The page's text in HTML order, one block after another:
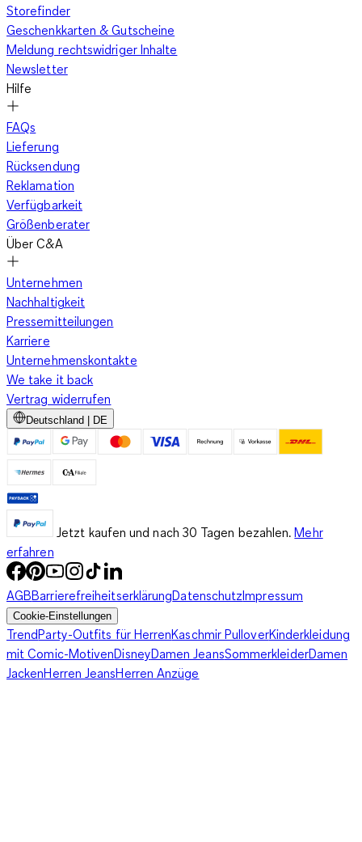
Storefinder
Geschenkkarten & Gutscheine
Meldung rechtswidriger Inhalte
Newsletter
Hilfe
FAQs
Lieferung
Rücksendung
Reklamation
Verfügbarkeit
Größenberater
Über C&A
Unternehmen
Nachhaltigkeit
Pressemitteilungen
Karriere
Unternehmenskontakte
We take it back
Vertrag widerrufen
Deutschland | DE
Jetzt kaufen und nach 30 Tagen bezahlen. Mehr
erfahren
AGBBarrierefreiheitserklärungDatenschutzImpressum
Cookie-Einstellungen
TrendParty-Outfits für HerrenKaschmir PulloverKinderkleidung
mit Comic-MotivenDisneyDamen JeansSommerkleiderDamen
JackenHerren JeansHerren Anzüge